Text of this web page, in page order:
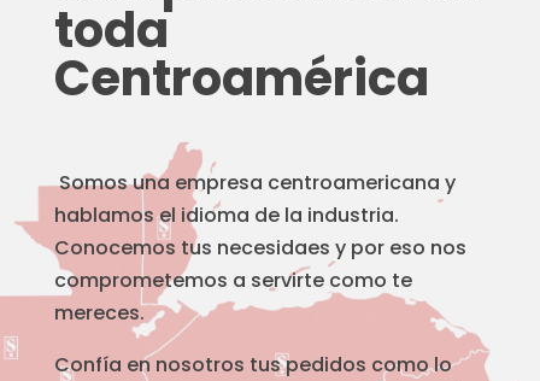
toda
Centroamérica
Somos una empresa centroamericana y
hablamos el idioma de la industria.
Conocemos tus necesidaes y por eso nos
comprometemos a servirte como te
mereces.
Confía en nosotros tus pedidos como lo